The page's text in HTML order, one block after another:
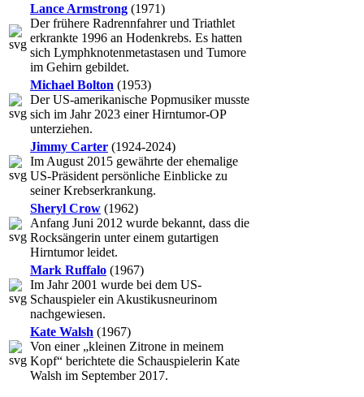
Lance Armstrong (1971)
Der frühere Radrennfahrer und Triathlet
erkrankte 1996 an Hodenkrebs. Es hatten
sich Lymphknotenmetastasen und Tumore
im Gehirn gebildet.
Michael Bolton (1953)
Der US-amerikanische Popmusiker musste
sich im Jahr 2023 einer Hirntumor-OP
unterziehen.
Jimmy Carter (1924-2024)
Im August 2015 gewährte der ehemalige
US-Präsident persönliche Einblicke zu
seiner Krebserkrankung.
Sheryl Crow (1962)
Anfang Juni 2012 wurde bekannt, dass die
Rocksängerin unter einem gutartigen
Hirntumor leidet.
Mark Ruffalo (1967)
Im Jahr 2001 wurde bei dem US-
Schauspieler ein Akustikusneurinom
nachgewiesen.
Kate Walsh (1967)
Von einer „kleinen Zitrone in meinem
Kopf“ berichtete die Schauspielerin Kate
Walsh im September 2017.